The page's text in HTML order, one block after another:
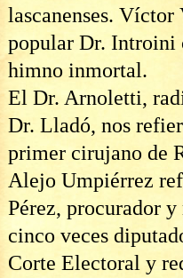
lascanenses.
popular Dr. Introini
himno inmortal.
El Dr. Arnoletti,
Dr. Lladó, nos
primer cirujano de
Alejo Umpiérrez
Pérez, procurador
cinco veces
Corte Electoral y